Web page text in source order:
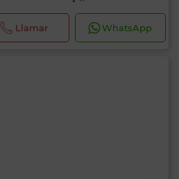
Llamar WhatsApp